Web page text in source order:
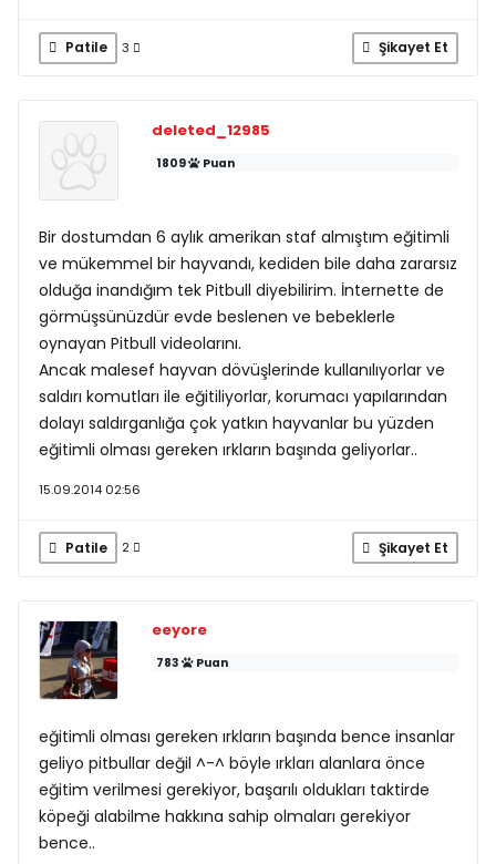
Patile 3 Şikayet Et
deleted_12985
1809 Puan
Bir dostumdan 6 aylık amerikan staf almıştım eğitimli
ve mükemmel bir hayvandı, kediden bile daha zararsız
olduğa inandığım tek Pitbull diyebilirim. İnternette de
görmüşsünüzdür evde beslenen ve bebeklerle
oynayan Pitbull videolarını.
Ancak malesef hayvan dövüşlerinde kullanılıyorlar ve
saldırı komutları ile eğitiliyorlar, korumacı yapılarından
dolayı saldırganlığa çok yatkın hayvanlar bu yüzden
eğitimli olması gereken ırkların başında geliyorlar..
15.09.2014 02:56
Patile 2 Şikayet Et
eeyore
783 Puan
eğitimli olması gereken ırkların başında bence insanlar
geliyo pitbullar değil ^-^ böyle ırkları alanlara önce
eğitim verilmesi gerekiyor, başarılı oldukları taktirde
köpeği alabilme hakkına sahip olmaları gerekiyor
bence..